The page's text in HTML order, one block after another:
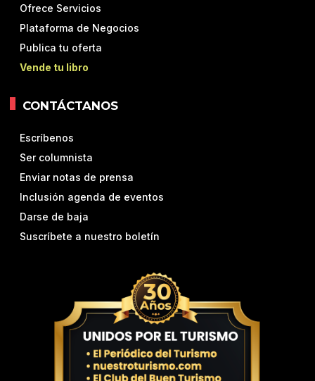
Ofrece Servicios
Plataforma de Negocios
Publica tu oferta
Vende tu libro
CONTÁCTANOS
Escríbenos
Ser columnista
Enviar notas de prensa
Inclusión agenda de eventos
Darse de baja
Suscríbete a nuestro boletín